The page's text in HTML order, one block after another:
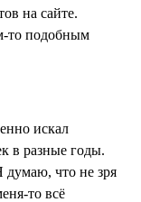
на сайте.
то подобным
искал
в разные годы.
что не зря
то всё